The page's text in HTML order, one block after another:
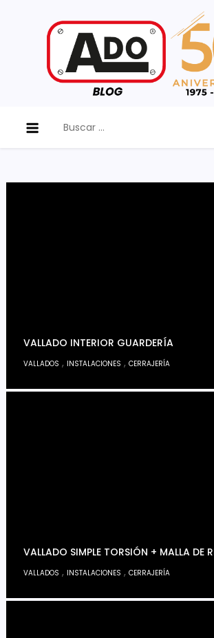
VALLADO INTERIOR GUARDERÍA
VALLADOS , INSTALACIONES ,CERRAJERÍA
VALLADO SIMPLE TORSIÓN + MALLA DE
VALLADOS , INSTALACIONES ,CERRAJERÍA